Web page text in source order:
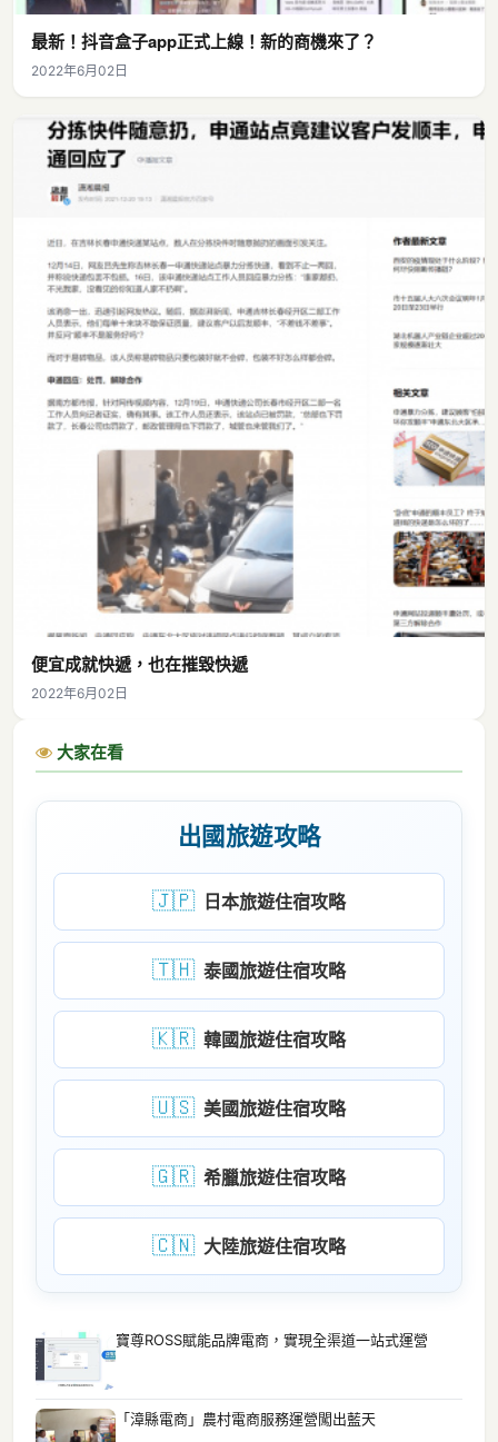
最新！抖音盒子app正式上線！新的商機來了？
2022年6月02日
便宜成就快遞，也在摧毀快遞
2022年6月02日
大家在看
出國旅遊攻略
🇯🇵 日本旅遊住宿攻略
🇹🇭 泰國旅遊住宿攻略
🇰🇷 韓國旅遊住宿攻略
🇺🇸 美國旅遊住宿攻略
🇬🇷 希臘旅遊住宿攻略
🇨🇳 大陸旅遊住宿攻略
寶尊ROSS賦能品牌電商，實現全渠道一站式運營
「漳縣電商」農村電商服務運營闖出藍天